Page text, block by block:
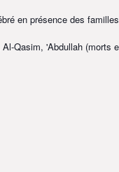
en présence des
Qasim, 'Abdullah